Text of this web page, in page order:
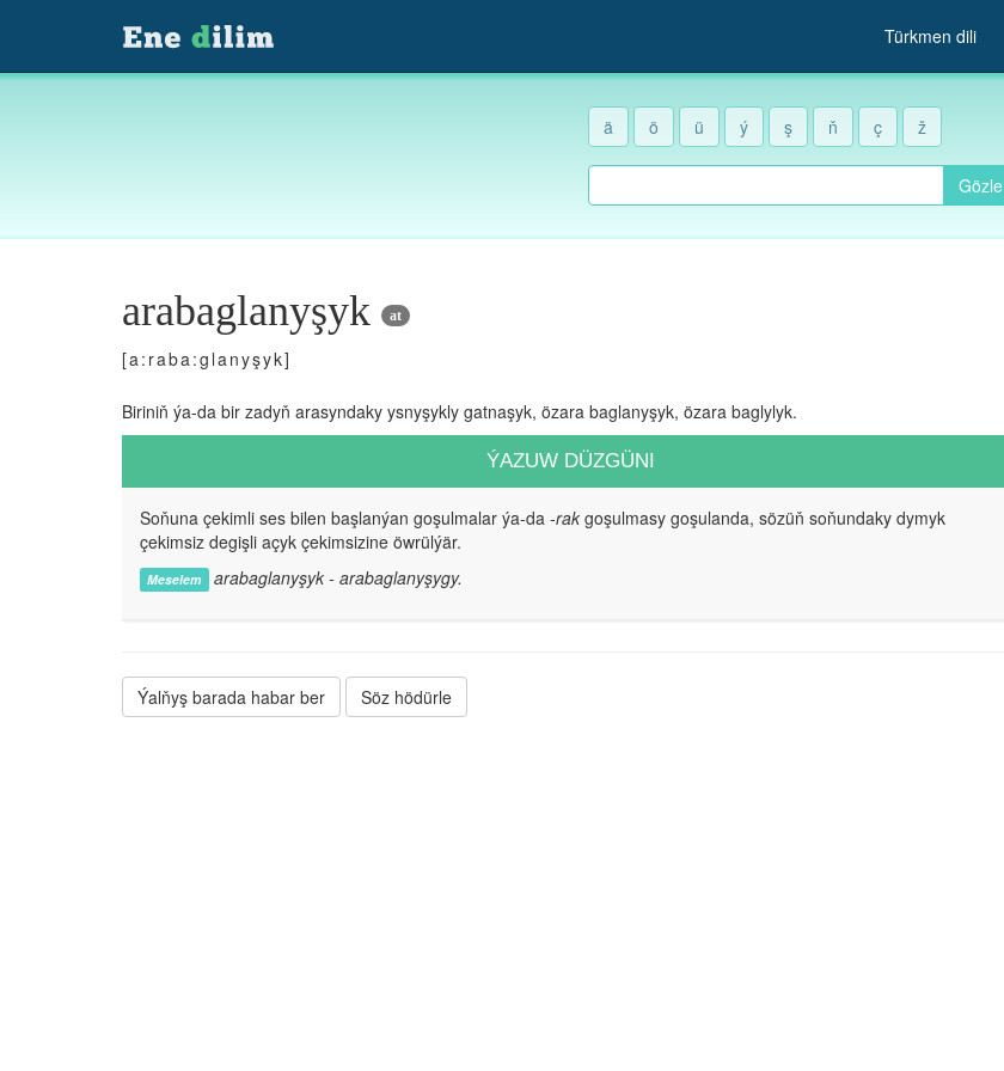
Türkmen dili
ä ö ü ý ş ň ç ž
Gözle
arabaglanyşyk at
[a:raba:glanyşyk]
Biriniň ýa-da bir zadyň arasyndaky ysnyşykly gatnaşyk, özara baglanyşyk, özara baglylyk.
ÝAZUW DÜZGÜNI
Soňuna çekimli ses bilen başlanýan goşulmalar ýa-da -rak goşulmasy goşulanda, sözüň soňundaky dymyk
çekimsiz degişli açyk çekimsizine öwrülýär.
Meselem arabaglanyşyk - arabaglanyşygy.
Ýalňyş barada habar ber Söz hödürle